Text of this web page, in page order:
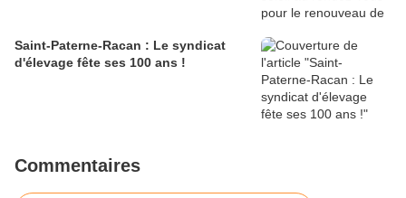
Saint-Paterne-Racan : Le syndicat
d'élevage fête ses 100 ans !
Commentaires